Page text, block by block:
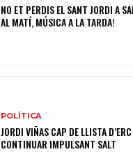
NO ET PERDIS EL SANT JORDI A
AL MATÍ, MÚSICA A LA TARDA!
POLÍTICA
JORDI VIÑAS CAP DE LLISTA
CONTINUAR IMPULSANT SALT